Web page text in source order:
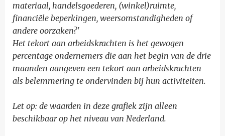
materiaal, handelsgoederen, (winkel)ruimte,
financiële beperkingen, weersomstandigheden of
andere oorzaken?'
Het tekort aan arbeidskrachten is het gewogen
percentage ondernemers die aan het begin van de drie
maanden aangeven een tekort aan arbeidskrachten
als belemmering te ondervinden bij hun activiteiten.
Let op: de waarden in deze grafiek zijn alleen
beschikbaar op het niveau van Nederland.